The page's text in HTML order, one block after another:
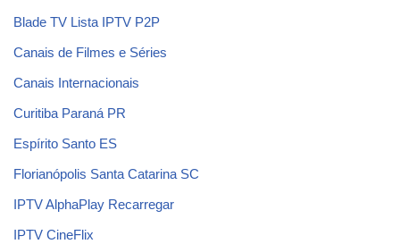
Blade TV Lista IPTV P2P
Canais de Filmes e Séries
Canais Internacionais
Curitiba Paraná PR
Espírito Santo ES
Florianópolis Santa Catarina SC
IPTV AlphaPlay Recarregar
IPTV CineFlix